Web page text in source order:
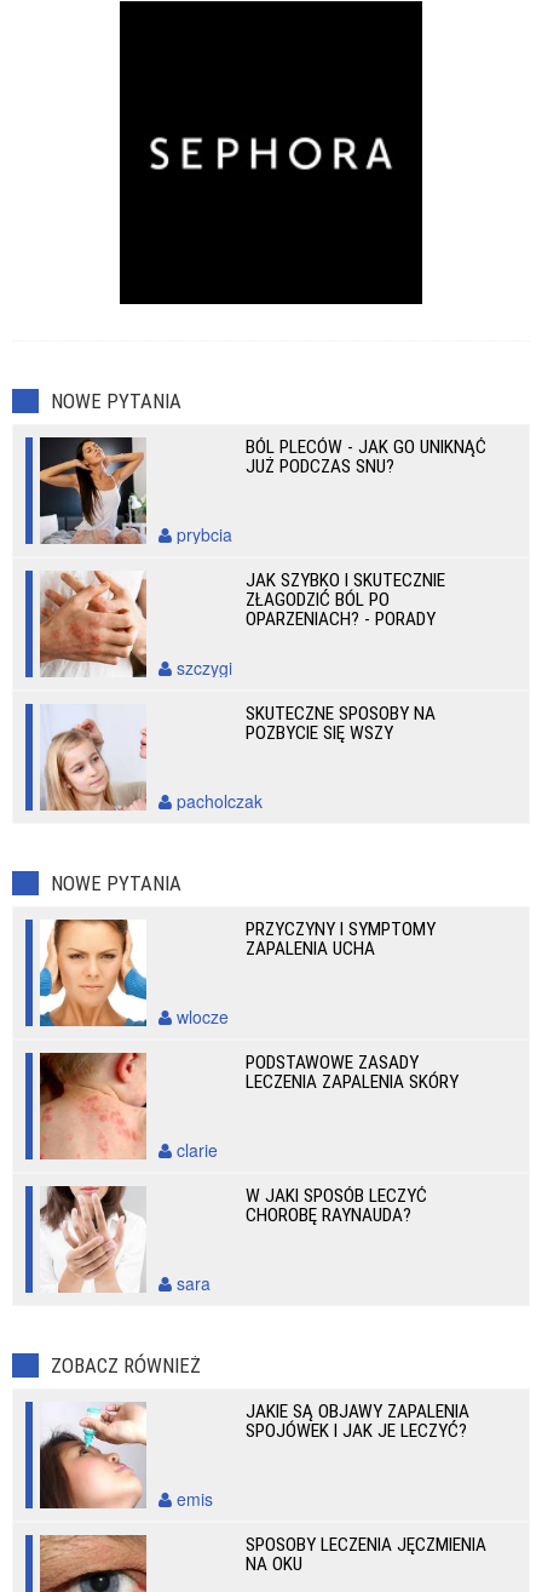
NOWE PYTANIA
BÓL PLECÓW - JAK GO UNIKNĄĆ
JUŻ PODCZAS SNU?
prybcia
JAK SZYBKO I SKUTECZNIE
ZŁAGODZIĆ BÓL PO
OPARZENIACH? - PORADY
szczygi
SKUTECZNE SPOSOBY NA
POZBYCIE SIĘ WSZY
pacholczak
NOWE PYTANIA
PRZYCZYNY I SYMPTOMY
ZAPALENIA UCHA
wlocze
PODSTAWOWE ZASADY
LECZENIA ZAPALENIA SKÓRY
clarie
W JAKI SPOSÓB LECZYĆ
CHOROBĘ RAYNAUDA?
sara
ZOBACZ RÓWNIEŻ
JAKIE SĄ OBJAWY ZAPALENIA
SPOJÓWEK I JAK JE LECZYĆ?
emis
SPOSOBY LECZENIA JĘCZMIENIA
NA OKU